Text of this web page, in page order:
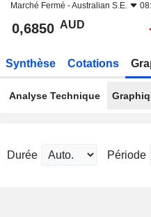
Marché Fermé -Australian S.E.
0,6850 AUD
Synthèse Cotations
Analyse Technique
Durée Période